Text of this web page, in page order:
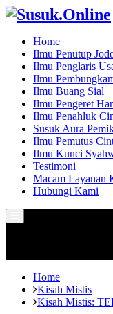
Home
Ilmu Penutup
Ilmu Penglaris
Ilmu
Ilmu Buang Sial
Ilmu Pengeret
Ilmu Penahluk
Susuk Aura
Ilmu Pemutus
Ilmu Kunci
Testimoni
Macam Layanan
Hubungi Kami
Menu
Home
Kisah Mistis
Kisah Mistis: